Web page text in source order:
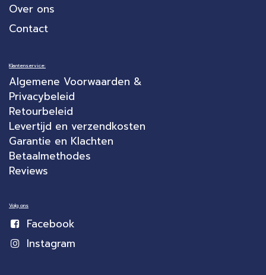
Over ons
Contact
Klantenservice:
Algemene Voorwaarden &
Privacybeleid
Retourbeleid
Levertijd en verzendkosten
Garantie en Klachten
Betaalmethodes
Reviews
Volg ons
Facebook
Instagram